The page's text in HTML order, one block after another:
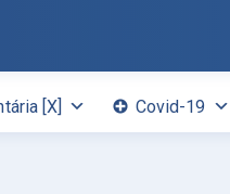
[X] Covid-19